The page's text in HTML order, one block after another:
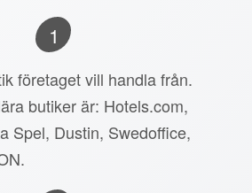
1
företaget vill handla från.
butiker är: Hotels.com,
Spel, Dustin, Swedoffice,